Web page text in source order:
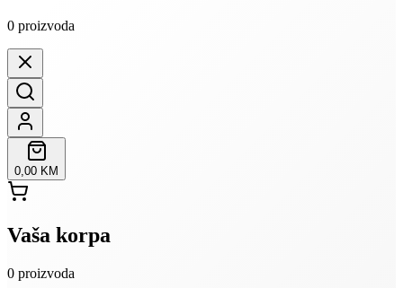
0 proizvoda
0,00 KM
Vaša korpa
0 proizvoda